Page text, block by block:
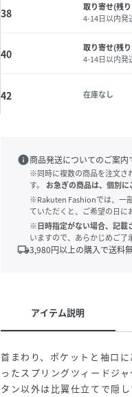
38
取り寄せ(残
4-14日以内発
40
取り寄せ(残
4-14日以内発
42 在庫なし
info商品発送についてのご案内
※同時に複数の商品を注文さ
す。
お急ぎの商品は、個別に
※Rakuten Fashionでは、一
ていただくと、ご希望の日に
※日時指定がない場合、記載
いますので、あらかじめご了
local_shipping3,980円以上の購入で送料
アイテム説明
首まわり、ポケットと袖口
ったスプリングツィードジ
タン以外は比翼仕立てで隠